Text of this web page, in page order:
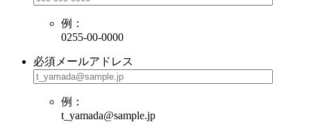
例：
0255-00-0000
必須 メールアドレス
例：
t_yamada@sample.jp